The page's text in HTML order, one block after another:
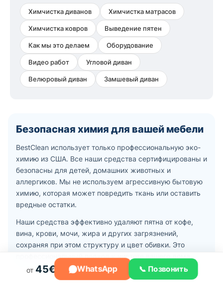
размера мебели. После чистки диваном можно
пользоваться уже вечером того же дня.
Экологически безопасные средства
Во всей работе мы используем только
сертифицированные, экологически безопасные
моющие средства из США, безопасные для детей и
мебель будет выглядеть и пахнуть как новая.
Наши услуги
Предлагаем химчистку тканевых и кожаных диванов,
угловых диванов, кресел, чистку матрасов, ковров, а
также удаление запахов с помощью энзимной
выезд по Риге бесплатный.
★ 4,9 из 5 — более 1 420 отзывов на Google и
Химчистка диванов Химчистка матрасов
Химчистка ковров Выведение пятен
Как мы это делаем Оборудование
Видео работ Угловой диван
Велюровый диван Замшевый диван
от 45€ WhatsApp 📞 Позвонить
Безопасная химия для вашей мебели
BestClean использует только профессиональную эко-
химию из США. Все наши средства сертифицированы и
безопасны для детей, домашних животных и
аллергиков. Мы не используем агрессивную бытовую
химию, которая может повредить ткань или оставить
вредные остатки.
Наши средства эффективно удаляют пятна от кофе,
вина, крови, мочи, жира и других загрязнений,
сохраняя при этом структуру и цвет обивки. Это
профессиональный подход к чистоте вашего дома.